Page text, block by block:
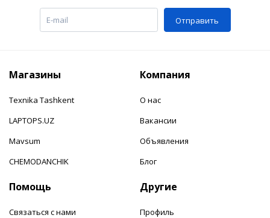
Отправить
Магазины
Texnika Tashkent
LAPTOPS.UZ
Mavsum
CHEMODANCHIK
Компания
О нас
Вакансии
Объявления
Блог
Помощь
Связаться с нами
Другие
Профиль